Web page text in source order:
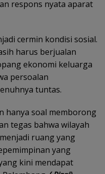
respons nyata aparat
cermin kondisi sosial.
harus berjualan
ekonomi keluarga
persoalan
tuntas.
hanya soal memborong
tegas bahwa wilayah
ruang yang
yang
kini mendapat